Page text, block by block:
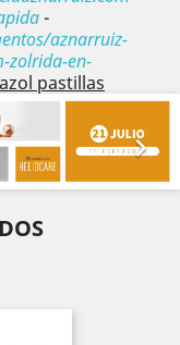
-
aznarruiz-
zolrida-en-
pastillas
